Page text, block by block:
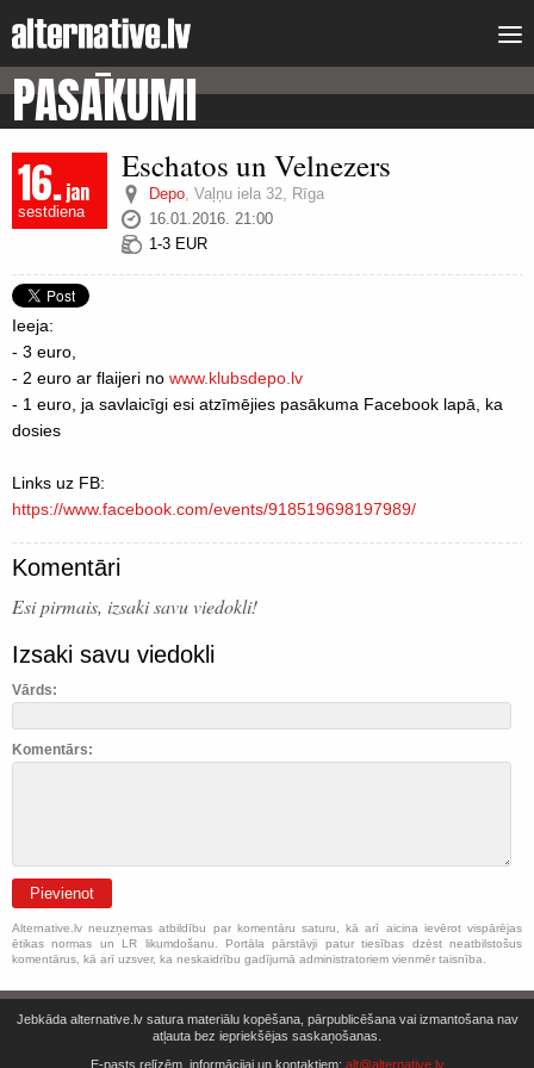
PASĀKUMI
16.jan
sestdiena
Eschatos un Velnezers
Depo, Vaļņu iela 32, Rīga
16.01.2016. 21:00
1-3 EUR
Ieeja:
- 3 euro,
- 2 euro ar flaijeri no www.klubsdepo.lv
- 1 euro, ja savlaicīgi esi atzīmējies pasākuma Facebook lapā, ka
dosies
Links uz FB:
https://www.facebook.com/events/918519698197989/
Komentāri
Esi pirmais, izsaki savu viedokli!
Izsaki savu viedokli
Vārds:
Komentārs:
Pievienot
Alternative.lv neuzņemas atbildību par komentāru saturu, kā arī aicina ievērot vispārējas
ētikas normas un LR likumdošanu. Portāla pārstāvji patur tiesības dzēst neatbilstošus
komentārus, kā arī uzsver, ka neskaidrību gadījumā administratoriem vienmēr taisnība.
Jebkāda alternative.lv satura materiālu kopēšana, pārpublicēšana vai izmantošana nav
atļauta bez iepriekšējas saskaņošanas.
E-pasts relīzēm, informācijai un kontaktiem: alt@alternative.lv